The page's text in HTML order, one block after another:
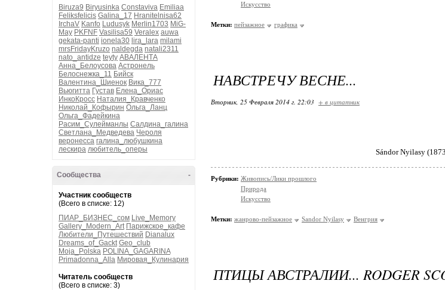
Biruza9 Biryusinka Constaviva Emiliaa
Feliksfelicis Galina_17 Hranitelnisa62
IrchaV Kanfo Ludusyk Merlin1703 MiG-
May PKFNF Vasilisa59 Veralex auwa
gekata-panti ionela30 lira_lara milami
mrsFridayKruzo naldegda natali2311
nato_antidze teyty АВАЛЕНТА
Анна_Белоусова Астронель
Белоснежка_11 Бийск
Валентина_Шиенок Вика_777
Вьюгитта Густав Елена_Ориас
ИнкоКросс Наталия_Кравченко
Николай_Кофырин Ольга_Ланц
Ольга_Фадейкина
Расим_Сулейманлы Салдина_галина
Светлана_Медведева Чероля
веронесса галина_любушкина
лескира любитель_оперы
-
Сообщества
Участник сообществ
(Всего в списке: 12)
ПИАР_БИЗНЕС_сом Live_Memory
Gallery_Modern_Art Парижское_кафе
Любители_Путешествий Dianalux
Dreams_of_Gackt Geo_club
Moja_Polska POLINA_GAGARINA
Primadonna_Alla Мировая_Кулинария
Читатель сообществ
(Всего в списке: 3)
Искусство
Метки: пейзажное графика
НАВСТРЕЧУ ВЕСНЕ...
Вторник, 25 Февраля 2014 г. 22:03 + в цитатник
Sándor Nyilasy
Рубрики: Живопись/Лики прошлого
Природа
Искусство
Метки: жанрово-пейзажное Sаndor Nyilasy Венгрия
ПТИЦЫ АВСТРАЛИИ... RODGER